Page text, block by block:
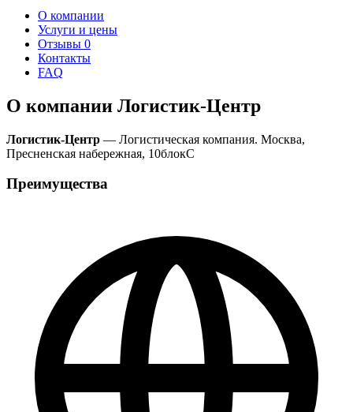
О компании
Услуги и цены
Отзывы 0
Контакты
FAQ
О компании Логистик-Центр
Логистик-Центр — Логистическая компания. Москва,
Пресненская набережная, 10блокС
Преимущества